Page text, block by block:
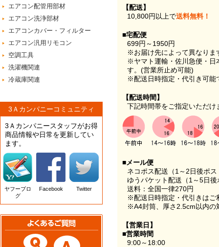
エアコン配管用部材
エアコン洗浄部材
エアコンカバー・フィルター
エアコン汎用リモコン
空調工具
洗濯機関連
冷蔵庫関連
3Ａカンパニーコミュニティ
3Ａカンパニースタッフがお得
商品情報や日常を更新してい
ます。
ヤフーブロ
グ
Facebook Twitter
【配送】
10,800円以上で送料無料！
■宅配便
699円～1950円
※お届け先によって異なりま
※ヤマト運輸・佐川急便・日
す。(営業所止め可能)
※配送日時指定・代引き可能
【配送時間】
下記時間帯をご指定いただけ
■メール便
ネコポス配送（1～2日後ポ
ゆうパケット配送（1～5日
送料：全国一律270円
※配送日時指定・代引きはご
※A4封筒、厚さ2.5cm以内の
【営業日】
■営業時間
9:00～18:00